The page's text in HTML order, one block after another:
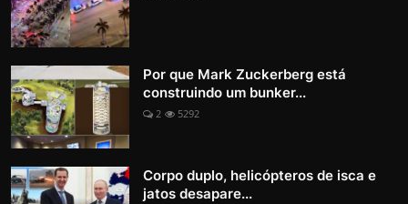
Por que Mark Zuckerberg está
construindo um bunker...
2 5292
Corpo duplo, helicópteros de isca e
jatos desapare...